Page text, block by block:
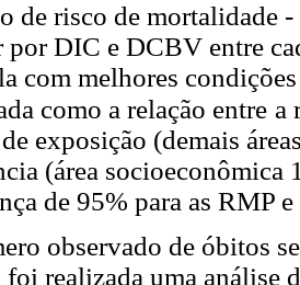
de risco de mortalidade
por DIC e DCBV entre
com melhores
como a relação entre a
exposição (demais
(área
de 95% para as RMP
observado de óbitos
realizada uma análise